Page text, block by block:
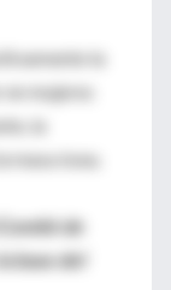
la
mujeres
la
ósea.
de
base del